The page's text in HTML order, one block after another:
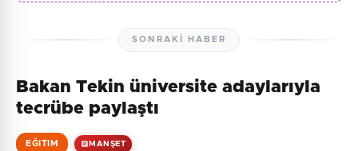
SONRAKI HABER
Bakan Tekin üniversite adaylarıyla
tecrübe paylaştı
EĞITIM MANŞET